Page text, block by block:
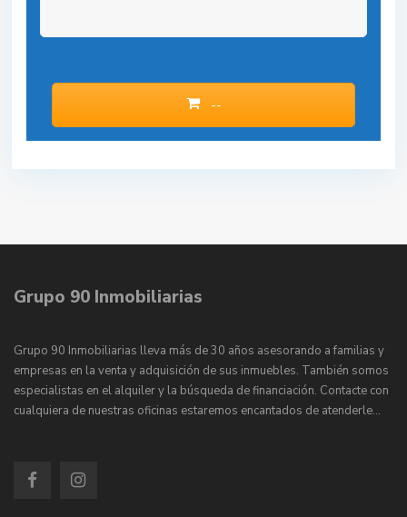
--
Grupo 90 Inmobiliarias
Grupo 90 Inmobiliarias lleva más de 30 años asesorando a familias y
empresas en la venta y adquisición de sus inmuebles. También somos
especialistas en el alquiler y la búsqueda de financiación. Contacte con
cualquiera de nuestras oficinas estaremos encantados de atenderle…